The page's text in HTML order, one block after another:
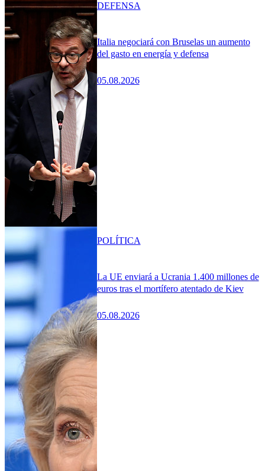
Italia negociará con Bruselas un aumento
del gasto en energía y defensa
05.08.2026
DEFENSA
La UE enviará a Ucrania 1.400 millones de
euros tras el mortífero atentado de Kiev
05.08.2026
POLÍTICA